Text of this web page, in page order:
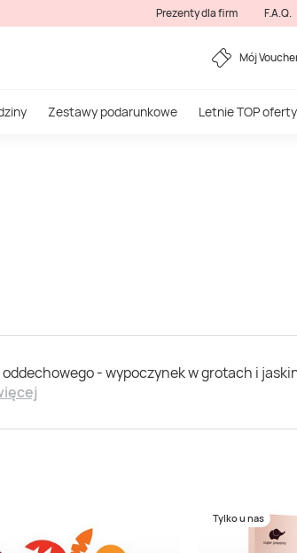
Prezenty dla firm F.A.Q.
Mój
Zestawy podarunkowe Letnie TOP oferty
- wypoczynek w grotach i
Tylko u nas